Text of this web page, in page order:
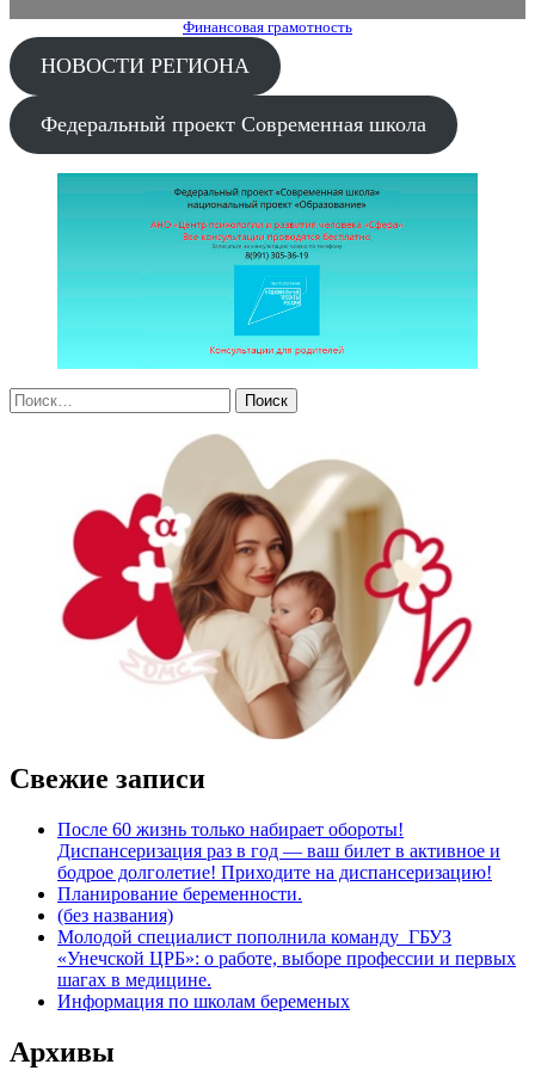
Финансовая грамотность
НОВОСТИ РЕГИОНА
Федеральный проект Современная школа
Свежие записи
После 60 жизнь только набирает обороты!
Диспансеризация раз в год — ваш билет в активное и
бодрое долголетие! Приходите на диспансеризацию!
Планирование беременности.
(без названия)
Молодой специалист пополнила команду ГБУЗ
«Унечской ЦРБ»: о работе, выборе профессии и первых
шагах в медицине.
Информация по школам беременых
Архивы